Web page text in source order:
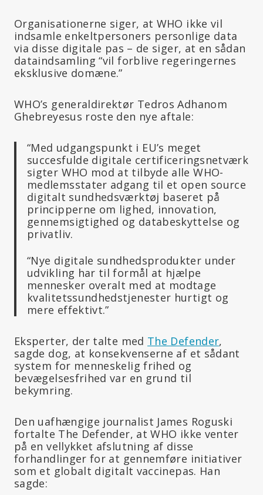
Organisationerne siger, at WHO ikke vil
indsamle enkeltpersoners personlige data
via disse digitale pas – de siger, at en sådan
dataindsamling “vil forblive regeringernes
eksklusive domæne.”
WHO’s generaldirektør Tedros Adhanom
Ghebreyesus roste den nye aftale:
“Med udgangspunkt i EU’s meget
succesfulde digitale certificeringsnetværk
sigter WHO mod at tilbyde alle WHO-
medlemsstater adgang til et open source
digitalt sundhedsværktøj baseret på
principperne om lighed, innovation,
gennemsigtighed og databeskyttelse og
privatliv.
“Nye digitale sundhedsprodukter under
udvikling har til formål at hjælpe
mennesker overalt med at modtage
kvalitetssundhedstjenester hurtigt og
mere effektivt.”
Eksperter, der talte med The Defender,
sagde dog, at konsekvenserne af et sådant
system for menneskelig frihed og
bevægelsesfrihed var en grund til
bekymring.
Den uafhængige journalist James Roguski
fortalte The Defender, at WHO ikke venter
på en vellykket afslutning af disse
forhandlinger for at gennemføre initiativer
som et globalt digitalt vaccinepas. Han
sagde: